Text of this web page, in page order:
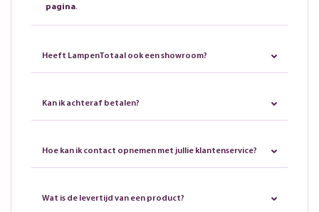
pagina.
Heeft LampenTotaal ook een showroom?
Kan ik achteraf betalen?
Hoe kan ik contact opnemen met jullie klantenservice?
Wat is de levertijd van een product?